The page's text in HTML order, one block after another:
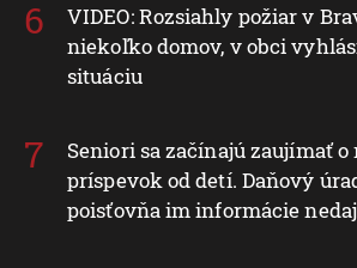
VIDEO: Rozsiahly požiar v
niekoľko domov, v obci
situáciu
Seniori sa začínajú zaujímať
príspevok od detí. Daňový
poisťovňa im informácie